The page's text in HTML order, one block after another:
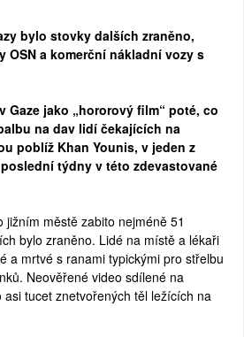
bylo stovky dalších zraněno,
OSN a komerční nákladní vozy s
Gaze jako „hororový film“ poté, co
na dav lidí čekajících na
poblíž Khan Younis, v jeden z
týdny v této zdevastované
jižním městě zabito nejméně 51
bylo zraněno. Lidé na místě a lékaři
a mrtvé s ranami typickými pro střelbu
Neověřené video sdílené na
tucet znetvořených těl ležících na